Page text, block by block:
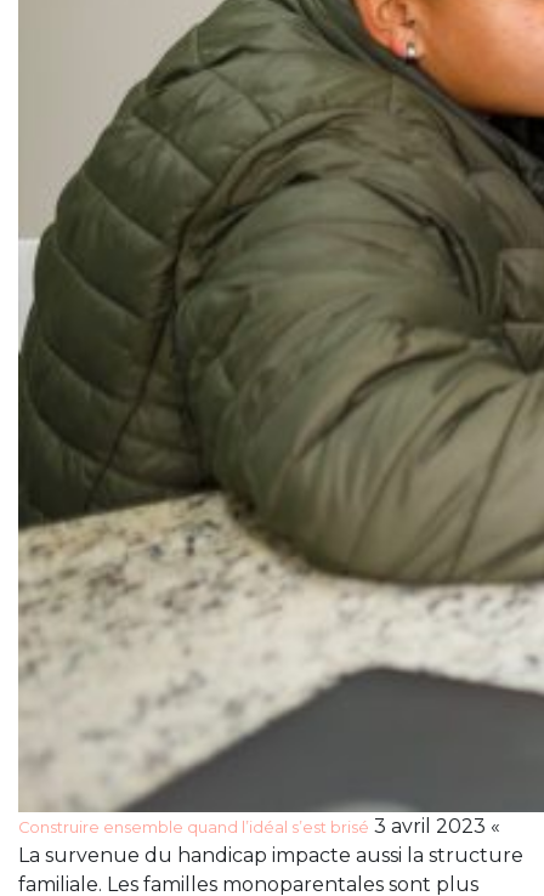
Construire ensemble quand l’idéal s’est brisé 3 avril 2023 «
La survenue du handicap impacte aussi la structure
familiale. Les familles monoparentales sont plus